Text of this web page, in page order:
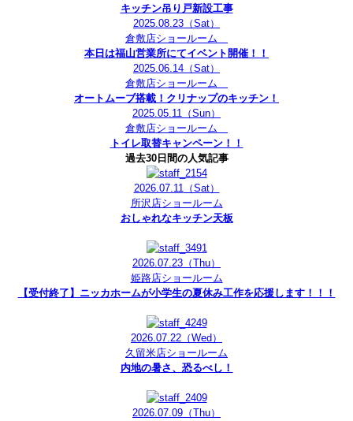
キッチン吊り戸新設工事
2025.08.23 （Sat）
倉敷店ショールーム
本日は福山営業所にてイベント開催！！
2025.06.14 （Sat）
倉敷店ショールーム
オートムーブ搭載！クリナップのキッチン！
2025.05.11 （Sun）
倉敷店ショールーム
トイレ取替キャンペーン！！
過去30日間の人気記事
2026.07.11（Sat）
所沢店ショールーム
おしゃれなキッチン天板
2026.07.23 （Thu）
姫路店ショールーム
【受付終了】ニッカホームが小学生の夏休み工作を応援します！！！
2026.07.22 （Wed）
久留米店ショールーム
内地の暑さ、恐るべし！
2026.07.09 （Thu）